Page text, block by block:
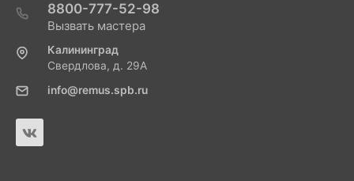
8800-777-52-98
Вызвать мастера
Калининград
Свердлова, д. 29А
info@remus.spb.ru